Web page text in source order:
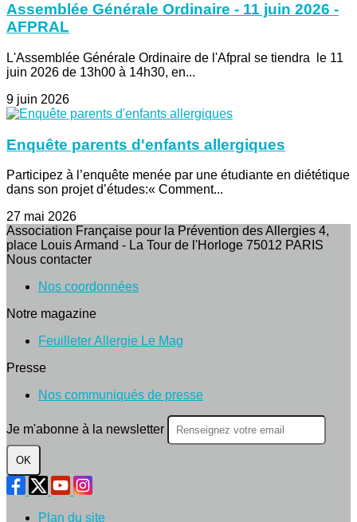
Assemblée Générale Ordinaire - 11 juin 2026 -
AFPRAL
L'Assemblée Générale Ordinaire de l'Afpral se tiendra le 11
juin 2026 de 13h00 à 14h30, en...
9 juin 2026
Enquête parents d'enfants allergiques
Participez à l’enquête menée par une étudiante en diététique
dans son projet d’études:« Comment...
27 mai 2026
Association Française pour la Prévention des Allergies 4,
place Louis Armand - La Tour de l'Horloge 75012 PARIS
Nous contacter
Nos coordonnées
Notre magazine
Feuilleter Allergie Le Mag
Presse
Nos communiqués de presse
Je m'abonne à la newsletter
OK
Plan du site